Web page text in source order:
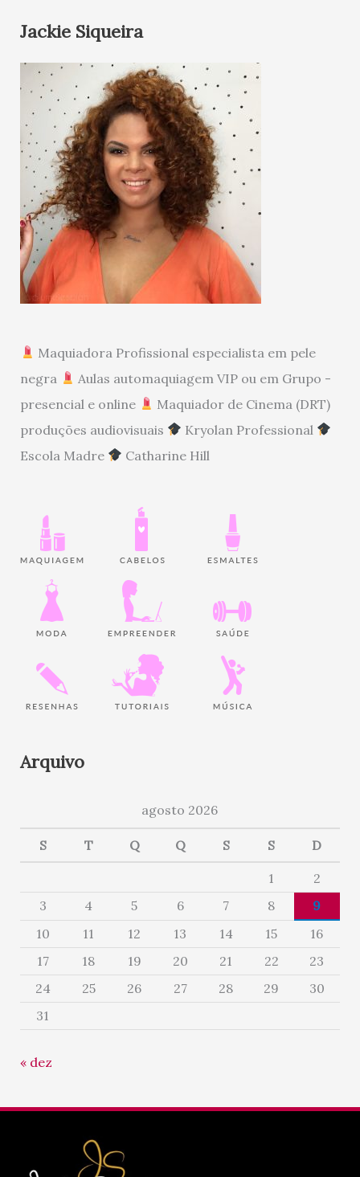
Jackie Siqueira
Maquiadora Profissional especialista em pele
negra
Aulas automaquiagem VIP ou em Grupo -
presencial e online
Maquiador de Cinema (DRT)
produções audiovisuais
Kryolan Professional
Escola Madre
Catharine Hill
Arquivo
agosto 2026
S T Q Q S S D
1
2
3
4 5 6 7 8
9
10
11 12 13 14 15
16
17
18 19 20 21 22
23
24
25 26 27 28 29
30
31
« dez